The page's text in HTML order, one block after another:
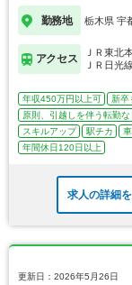
勤務地 栃木県 宇
アクセス
ＪＲ東北
ＪＲ日光
年収450万円以上可 新卒
原則、引越しを伴う転勤な
スキルアップ
駅チカ
年間休日120日以上
求人の詳細
更新日：2026年5月26日